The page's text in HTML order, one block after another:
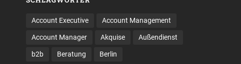
Account Executive Account Management
Account Manager Akquise Außendienst
b2b Beratung Berlin